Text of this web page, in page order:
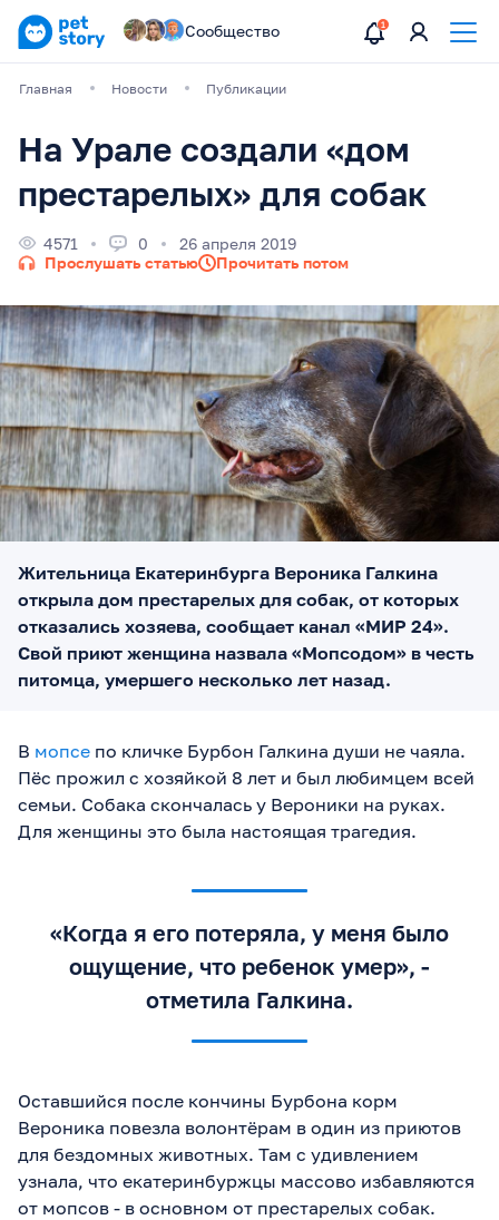
Сообщество
Главная Новости Публикации
На Урале создали «дом
престарелых» для собак
4571 0
26 апреля 2019
Прослушать статью
Прочитать потом
Жительница Екатеринбурга Вероника Галкина
открыла дом престарелых для собак, от которых
отказались хозяева, сообщает канал «МИР 24».
Свой приют женщина назвала «Мопсодом» в честь
питомца, умершего несколько лет назад.
В мопсе по кличке Бурбон Галкина души не чаяла.
Пёс прожил с хозяйкой 8 лет и был любимцем всей
семьи. Собака скончалась у Вероники на руках.
Для женщины это была настоящая трагедия.
«Когда я его потеряла, у меня было
ощущение, что ребенок умер», -
отметила Галкина.
Оставшийся после кончины Бурбона корм
Вероника повезла волонтёрам в один из приютов
для бездомных животных. Там с удивлением
узнала, что екатеринбуржцы массово избавляются
от мопсов - в основном от престарелых собак.